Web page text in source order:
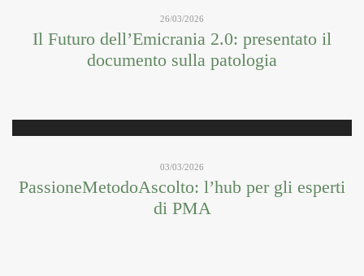
26/03/2026
Il Futuro dell’Emicrania 2.0: presentato il
documento sulla patologia
03/03/2026
PassioneMetodoAscolto: l’hub per gli esperti
di PMA